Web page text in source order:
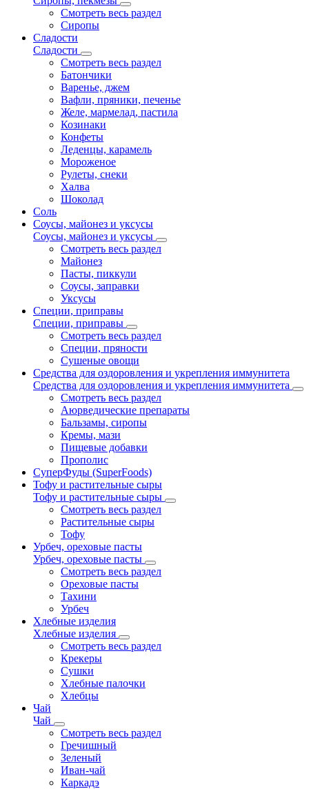
Смотреть весь раздел
Сиропы
Сладости
Сладости
Смотреть весь раздел
Батончики
Варенье, джем
Вафли, пряники, печенье
Желе, мармелад, пастила
Козинаки
Конфеты
Леденцы, карамель
Мороженое
Рулеты, снеки
Халва
Шоколад
Соль
Соусы, майонез и уксусы
Соусы, майонез и уксусы
Смотреть весь раздел
Майонез
Пасты, пиккули
Соусы, заправки
Уксусы
Специи, приправы
Специи, приправы
Смотреть весь раздел
Специи, пряности
Сушеные овощи
Средства для оздоровления и укрепления иммунитета
Средства для оздоровления и укрепления иммунитета
Смотреть весь раздел
Аюрведические препараты
Бальзамы, сиропы
Кремы, мази
Пищевые добавки
Прополис
СуперФуды (SuperFoods)
Тофу и растительные сыры
Тофу и растительные сыры
Смотреть весь раздел
Растительные сыры
Тофу
Урбеч, ореховые пасты
Урбеч, ореховые пасты
Смотреть весь раздел
Ореховые пасты
Тахини
Урбеч
Хлебные изделия
Хлебные изделия
Смотреть весь раздел
Крекеры
Сушки
Хлебные палочки
Хлебцы
Чай
Чай
Смотреть весь раздел
Гречишный
Зеленый
Иван-чай
Каркадэ